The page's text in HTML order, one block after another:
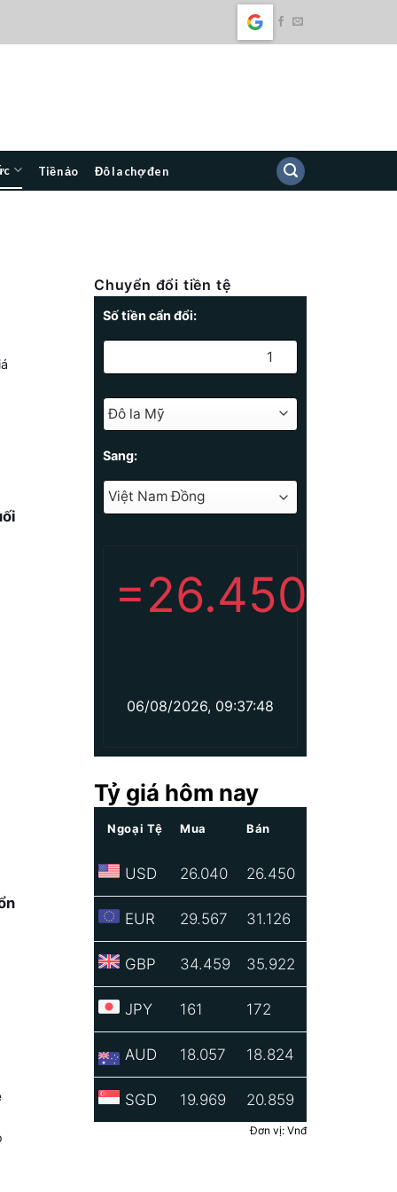
Tiền ảo Đô la chợ đen
Chuyển đổi tiền tệ
Số tiền cẩn đổi:
Sang:
=26.450
06/08/2026, 09:37:48
Tỷ giá hôm nay
Ngoại Tệ Mua Bán
USD 26.040 26.450
EUR 29.567 31.126
GBP 34.459 35.922
JPY 161 172
AUD 18.057 18.824
SGD 19.969 20.859
Đơn vị: Vnđ